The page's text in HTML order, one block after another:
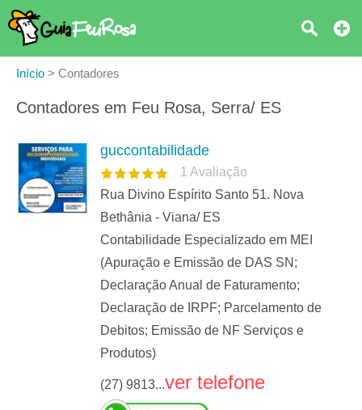
Início > Contadores
Contadores em Feu Rosa, Serra/ ES
guccontabilidade
1 Avaliação
Rua Divino Espírito Santo 51. Nova
Bethânia - Viana/ ES
Contabilidade Especializado em MEI
(Apuração e Emissão de DAS SN;
Declaração Anual de Faturamento;
Declaração de IRPF; Parcelamento de
Debitos; Emissão de NF Serviços e
Produtos)
(27) 9813...ver telefone